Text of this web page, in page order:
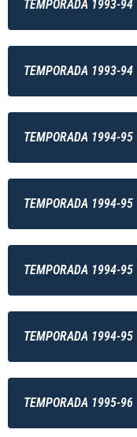
TEMPORADA 1993-94
TEMPORADA 1993-94
TEMPORADA 1994-95
TEMPORADA 1994-95
TEMPORADA 1994-95
TEMPORADA 1994-95
TEMPORADA 1995-96